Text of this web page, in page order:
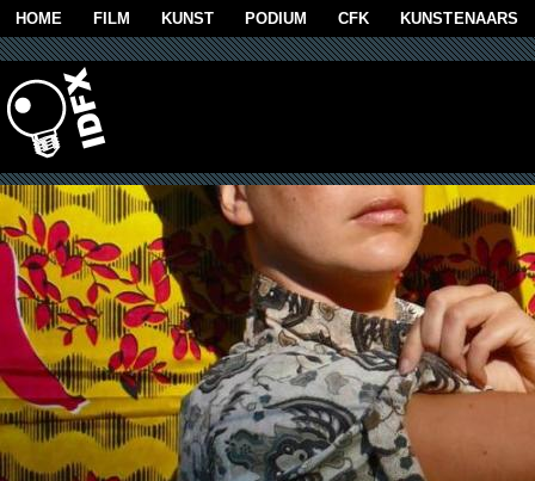
Overslaan en naar de algemene inhoud gaan
HOME FILM KUNST PODIUM CFK KUNSTENAARS